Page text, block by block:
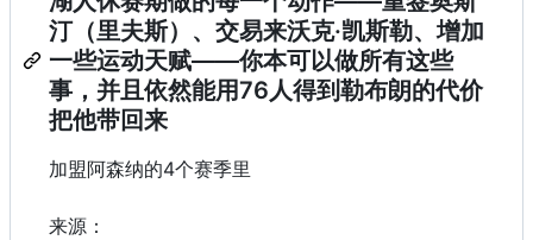
汀（里夫斯）、交易来沃克·凯斯勒、增加
一些运动天赋——你本可以做所有这些
事，并且依然能用76人得到勒布朗的代价
把他带回来
加盟阿森纳的4个赛季里
来源：